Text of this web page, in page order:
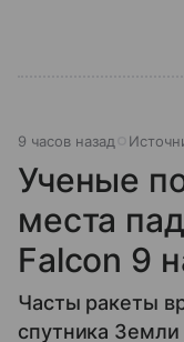
9 часов назад
Ученые
места
Falcon 9
Часты ракеты
спутника Земли